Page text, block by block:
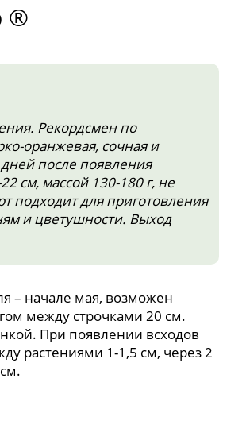
®
Рекордсмен по
оранжевая, сочная и
после появления
см, массой 130-180 г, не
подходит для приготовления
и цветушности. Выход
– начале мая, возможен
между строчками 20 см.
При появлении всходов
растениями 1-1,5 см, через 2